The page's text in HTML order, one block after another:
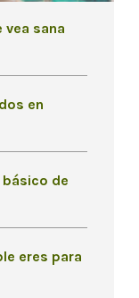
vea sana
en
de
eres para